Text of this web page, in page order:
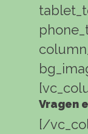
Vragen
[/